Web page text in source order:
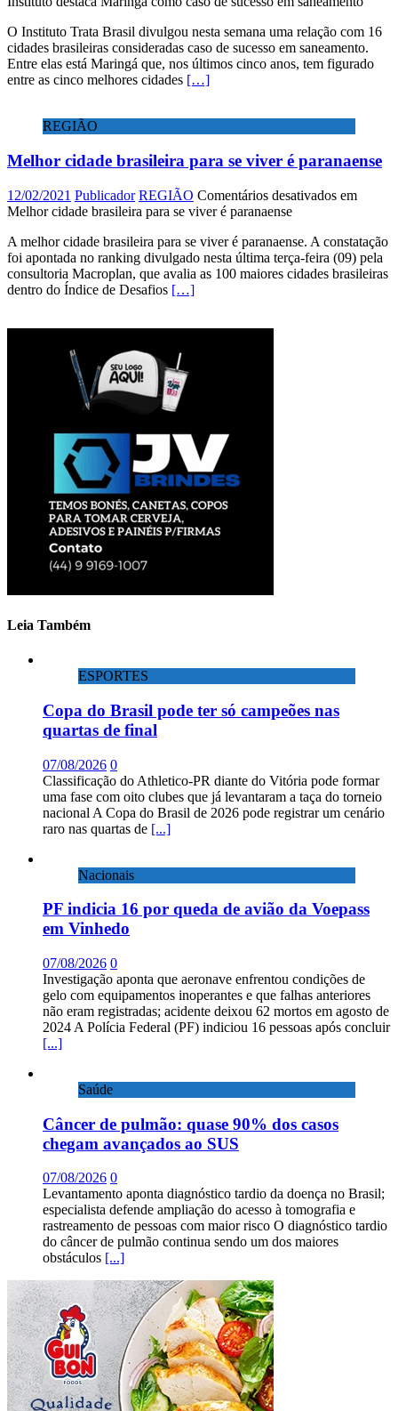
O Instituto Trata Brasil divulgou nesta semana uma relação com 16
cidades brasileiras consideradas caso de sucesso em saneamento.
Entre elas está Maringá que, nos últimos cinco anos, tem figurado
entre as cinco melhores cidades […]
REGIÃO
Melhor cidade brasileira para se viver é paranaense
12/02/2021 Publicador REGIÃO Comentários desativados em
Melhor cidade brasileira para se viver é paranaense
A melhor cidade brasileira para se viver é paranaense. A constatação
foi apontada no ranking divulgado nesta última terça-feira (09) pela
consultoria Macroplan, que avalia as 100 maiores cidades brasileiras
dentro do Índice de Desafios […]
Leia Também
ESPORTES
Copa do Brasil pode ter só campeões nas
quartas de final
07/08/2026 0
Classificação do Athletico-PR diante do Vitória pode formar
uma fase com oito clubes que já levantaram a taça do torneio
nacional A Copa do Brasil de 2026 pode registrar um cenário
raro nas quartas de [...]
Nacionais
PF indicia 16 por queda de avião da Voepass
em Vinhedo
07/08/2026 0
Investigação aponta que aeronave enfrentou condições de
gelo com equipamentos inoperantes e que falhas anteriores
não eram registradas; acidente deixou 62 mortos em agosto de
2024 A Polícia Federal (PF) indiciou 16 pessoas após concluir
[...]
Saúde
Câncer de pulmão: quase 90% dos casos
chegam avançados ao SUS
07/08/2026 0
Levantamento aponta diagnóstico tardio da doença no Brasil;
especialista defende ampliação do acesso à tomografia e
rastreamento de pessoas com maior risco O diagnóstico tardio
do câncer de pulmão continua sendo um dos maiores
obstáculos [...]